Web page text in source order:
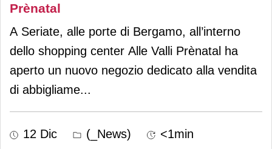
Prènatal
A Seriate, alle porte di Bergamo, all’interno
dello shopping center Alle Valli Prènatal ha
aperto un nuovo negozio dedicato alla vendita
di abbigliame...
12 Dic (_News) <1min